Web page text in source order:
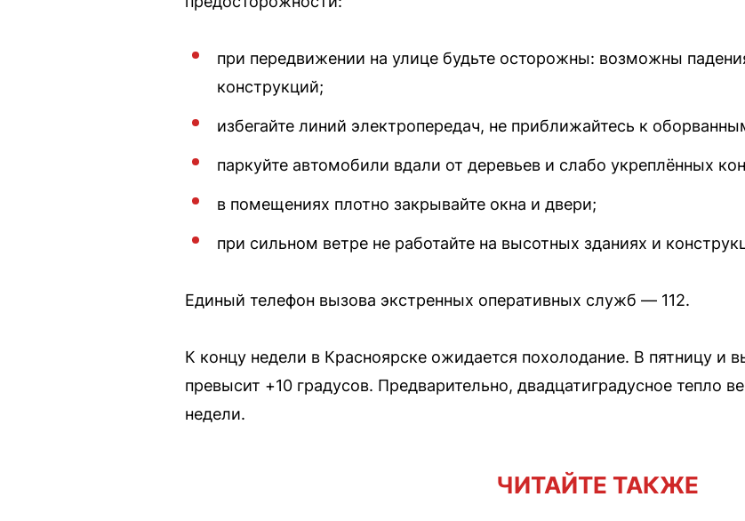
при передвижении на улице будьте осторожны: возможны
конструкций;
избегайте линий электропередач, не приближайтесь к
паркуйте автомобили вдали от деревьев и слабо укреплённых
в помещениях плотно закрывайте окна и двери;
при сильном ветре не работайте на высотных зданиях и
Единый телефон вызова экстренных оперативных служб — 112.
К концу недели в Красноярске ожидается похолодание. В пятницу и
превысит +10 градусов. Предварительно, двадцатиградусное тепло
недели.
ЧИТАЙТЕ ТАКЖЕ